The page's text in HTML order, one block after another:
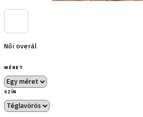
Női overál
MÉRET
SZÍN